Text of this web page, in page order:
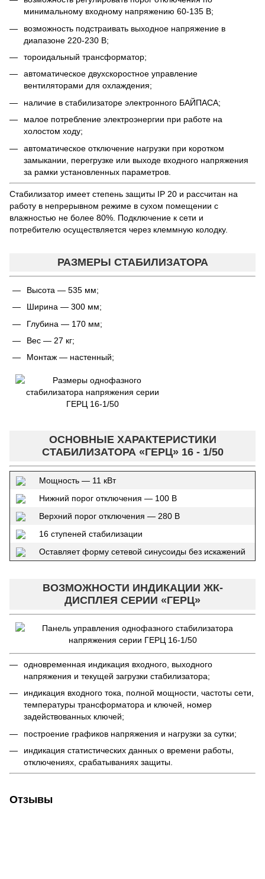
минимальному входному напряжению 60-135 В;
возможность подстраивать выходное напряжение в
диапазоне 220-230 В;
тороидальный трансформатор;
автоматическое двухскоростное управление
вентиляторами для охлаждения;
наличие в стабилизаторе электронного БАЙПАСА;
малое потребление электроэнергии при работе на
холостом ходу;
автоматическое отключение нагрузки при коротком
замыкании, перегрузке или выходе входного напряжения
за рамки установленных параметров.
Стабилизатор имеет степень защиты IP 20 и рассчитан на
работу в непрерывном режиме в сухом помещении с
влажностью не более 80%. Подключение к сети и
потребителю осуществляется через клеммную колодку.
РАЗМЕРЫ СТАБИЛИЗАТОРА
Высота — 535 мм;
Ширина — 300 мм;
Глубина — 170 мм;
Вес — 27 кг;
Монтаж — настенный;
ОСНОВНЫЕ ХАРАКТЕРИСТИКИ
СТАБИЛИЗАТОРА «ГЕРЦ» 16 - 1/50
Мощность — 11 кВт
Нижний порог отключения — 100 В
Верхний порог отключения — 280 В
16 ступеней стабилизации
Оставляет форму сетевой синусоиды без искажений
ВОЗМОЖНОСТИ ИНДИКАЦИИ ЖК-
ДИСПЛЕЯ СЕРИИ «ГЕРЦ»
одновременная индикация входного, выходного
напряжения и текущей загрузки стабилизатора;
индикация входного тока, полной мощности, частоты сети,
температуры трансформатора и ключей, номер
задействованных ключей;
построение графиков напряжения и нагрузки за сутки;
индикация статистических данных о времени работы,
отключениях, срабатываниях защиты.
Отзывы